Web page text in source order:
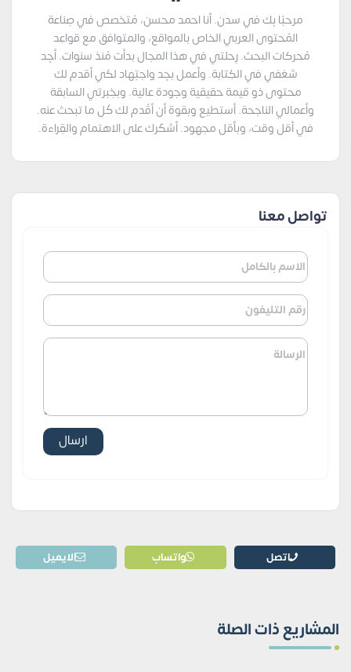
مرحبًا بِك في سدن. أنا احمد محسن، مُتخصص في صِناعة
المُحتوى العربي الخاص بالمواقع، والمتوافق مع قواعِد
مُحركات البحث. رِحلتي في هذا المجال بدأت مُنذ سنوات. أجِد
شغفي في الكِتابة. وأعمل بجِد واجتِهاد لكي أقدم لك
محتوى ذو قيمة حقيقية وجودة عالية. وبخِبرتي السابقة
وأعمالي الناجحة. أستطيع وبقوة أن أقُدم لك كُل ما تبحث عنه.
في أقل وقت، وبأقل مجهود. أشكُرك على الاهتمام والقِراءة.
تواصل معنا
اتصل واتساب الايميل
المشاريع ذات الصلة